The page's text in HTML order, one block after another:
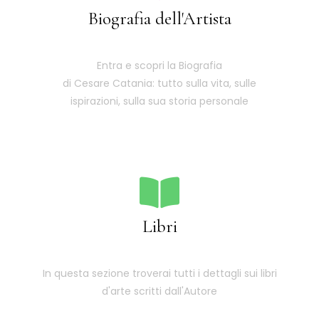
Biografia dell'Artista
Entra e scopri la Biografia
di Cesare Catania: tutto sulla vita, sulle
ispirazioni, sulla sua storia personale
Libri
In questa sezione troverai tutti i dettagli sui libri
d'arte scritti dall'Autore